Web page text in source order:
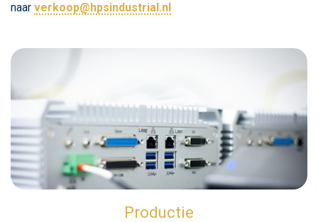
naar verkoop@hpsindustrial.nl
Productie